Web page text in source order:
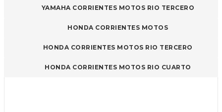
YAMAHA CORRIENTES MOTOS RIO TERCERO
HONDA CORRIENTES MOTOS
HONDA CORRIENTES MOTOS RIO TERCERO
HONDA CORRIENTES MOTOS RIO CUARTO